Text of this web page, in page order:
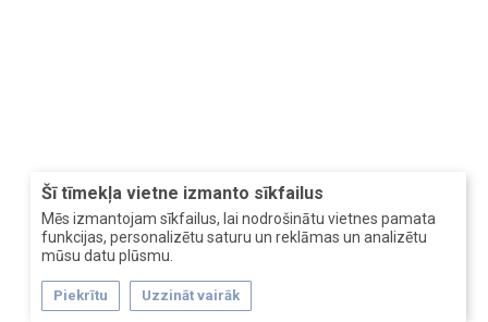
Šī tīmekļa vietne izmanto sīkfailus
Mēs izmantojam sīkfailus, lai nodrošinātu vietnes pamata
funkcijas, personalizētu saturu un reklāmas un analizētu
mūsu datu plūsmu.
Piekrītu Uzzināt vairāk